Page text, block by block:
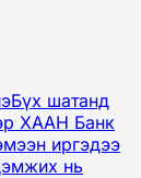
Бүх шатанд
ХААН Банк
иргэдээ
нь